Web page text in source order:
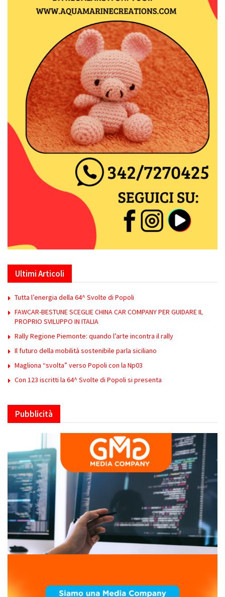
Ultimi Articoli
Tutta l’energia della 64^ Svolte di Popoli
FAWCAR-BESTUNE SCEGLIE CHINA CAR COMPANY PER GUIDARE IL
PROPRIO SVILUPPO IN ITALIA
Rally Regione Piemonte: quando l’arte incontra il rally
Il futuro della mobilità sostenibile parla siciliano
Magliona “svolta” verso Popoli con la Np03
Con 123 iscritti la 64^ Svolte di Popoli si presenta
Pubblicità